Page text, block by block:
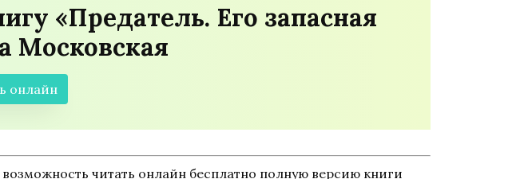
«Предатель. Его запасная
Московская
онлайн
читать онлайн бесплатно полную версию книги